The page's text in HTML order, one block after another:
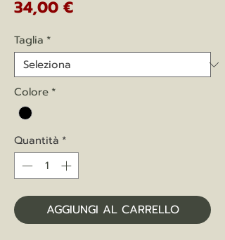
34,00 €Prezzo
Taglia *
Colore *
Quantità *
AGGIUNGI AL CARRELLO